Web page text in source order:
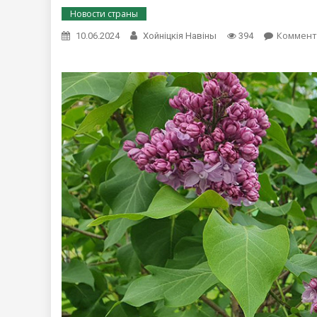
Новости страны
10.06.2024 Хойнiцкiя Навiны 394